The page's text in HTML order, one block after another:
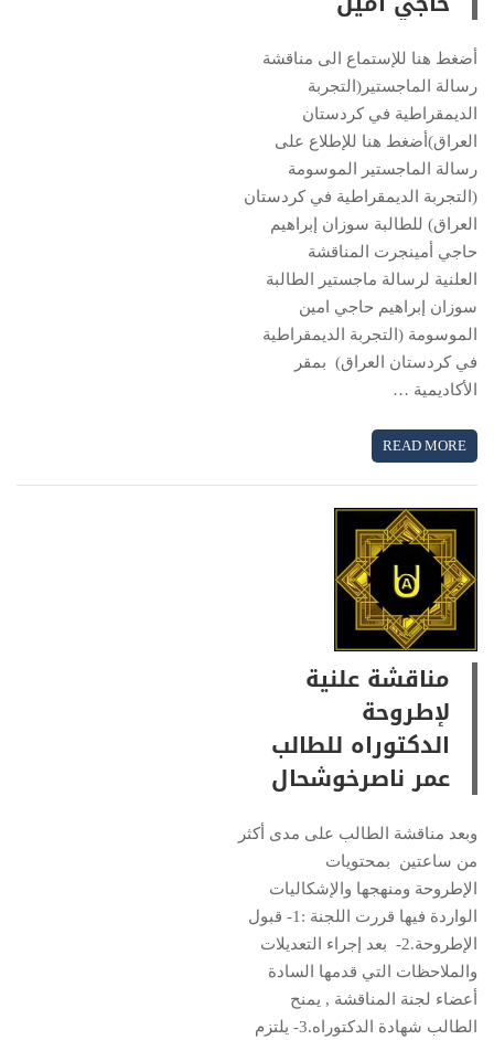
أضغط هنا للإستماع الى مناقشة
رسالة الماجستير(التجربة
الديمقراطية في كردستان
العراق)أضغط هنا للإطلاع على
رسالة الماجستير الموسومة
(التجربة الديمقراطية في كردستان
العراق) للطالبة سوزان إبراهيم
حاجي أمينجرت المناقشة
العلنية لرسالة ماجستير الطالبة
سوزان إبراهيم حاجي امين
الموسومة (التجربة الديمقراطية
في كردستان العراق) بمقر
الأكاديمية …
READ MORE
مناقشة علنية
لإطروحة
الدكتوراه للطالب
عمر ناصرخوشحال
وبعد مناقشة الطالب على مدى أكثر
من ساعتين بمحتويات
الإطروحة ومنهجها والإشكاليات
الواردة فيها قررت اللجنة :1- قبول
الإطروحة.2- بعد إجراء التعديلات
والملاحظات التي قدمها السادة
أعضاء لجنة المناقشة , يمنح
الطالب شهادة الدكتوراه.3- يلتزم